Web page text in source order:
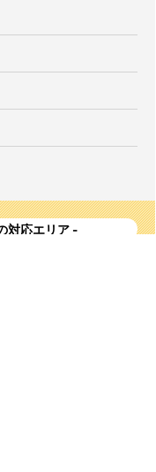
対応エリア -